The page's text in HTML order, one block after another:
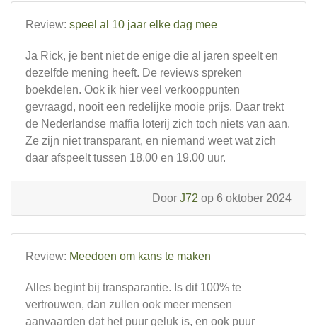
Review: speel al 10 jaar elke dag mee
Ja Rick, je bent niet de enige die al jaren speelt en
dezelfde mening heeft. De reviews spreken
boekdelen. Ook ik hier veel verkooppunten
gevraagd, nooit een redelijke mooie prijs. Daar trekt
de Nederlandse maffia loterij zich toch niets van aan.
Ze zijn niet transparant, en niemand weet wat zich
daar afspeelt tussen 18.00 en 19.00 uur.
Door J72 op 6 oktober 2024
Review: Meedoen om kans te maken
Alles begint bij transparantie. Is dit 100% te
vertrouwen, dan zullen ook meer mensen
aanvaarden dat het puur geluk is, en ook puur